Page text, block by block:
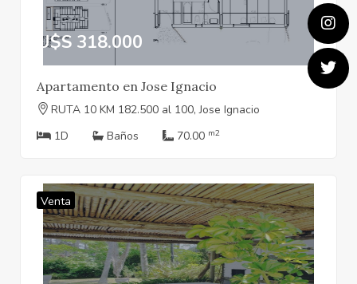
U$S 318.000
Apartamento en Jose Ignacio
RUTA 10 KM 182.500 al 100, Jose Ignacio
1D
Baños 70.00 m2
Venta